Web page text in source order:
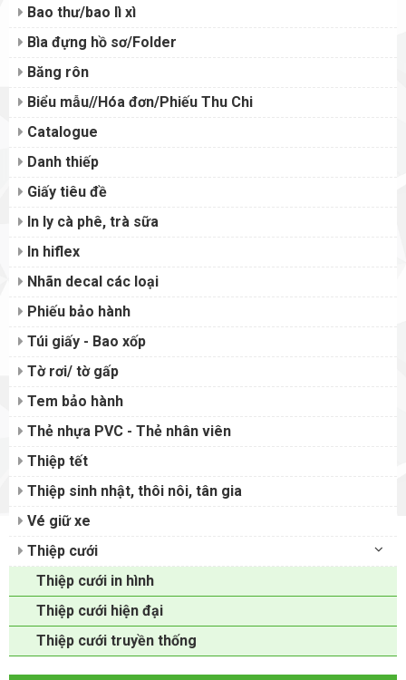
Bao thư/bao lì xì
Bìa đựng hồ sơ/Folder
Băng rôn
Biểu mẫu//Hóa đơn/Phiếu Thu Chi
Catalogue
Danh thiếp
Giấy tiêu đề
In ly cà phê, trà sữa
In hiflex
Nhãn decal các loại
Phiếu bảo hành
Túi giấy - Bao xốp
Tờ rơi/ tờ gấp
Tem bảo hành
Thẻ nhựa PVC - Thẻ nhân viên
Thiệp tết
Thiệp sinh nhật, thôi nôi, tân gia
Vé giữ xe
Thiệp cưới
Thiệp cưới in hình
Thiệp cưới hiện đại
Thiệp cưới truyền thống